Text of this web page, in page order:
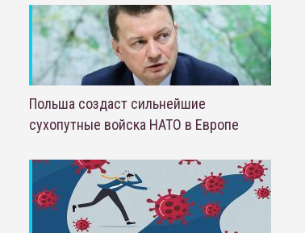
Польша создаст сильнейшие
сухопутные войска НАТО в Европе